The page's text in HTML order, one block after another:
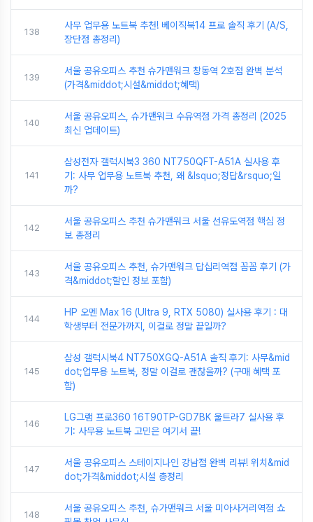
138
사무 업무용 노트북 추천! 베이직북14 프로 솔직 후기 (A/S,
장단점 총정리)
139
서울 공유오피스 추천 슈가맨워크 창동역 2호점 완벽 분석
(가격&middot;시설&middot;혜택)
140
서울 공유오피스, 슈가맨워크 수유역점 가격 총정리 (2025
최신 업데이트)
141
삼성전자 갤럭시북3 360 NT750QFT-A51A 실사용 후
기: 사무 업무용 노트북 추천, 왜 &lsquo;정답&rsquo;일
까?
142
서울 공유오피스 추천 슈가맨워크 서울 선유도역점 핵심 정
보 총정리
143
서울 공유오피스 추천, 슈가맨워크 답십리역점 꼼꼼 후기 (가
격&middot;할인 정보 포함)
144
HP 오멘 Max 16 (Ultra 9, RTX 5080) 실사용 후기 : 대
학생부터 전문가까지, 이걸로 정말 끝일까?
145
삼성 갤럭시북4 NT750XGQ-A51A 솔직 후기: 사무&mid
dot;업무용 노트북, 정말 이걸로 괜찮을까? (구매 혜택 포
함)
146
LG그램 프로360 16T90TP-GD7BK 울트라7 실사용 후
기: 사무용 노트북 고민은 여기서 끝!
147
서울 공유오피스 스테이지나인 강남점 완벽 리뷰! 위치&mid
dot;가격&middot;시설 총정리
148
서울 공유오피스 추천, 슈가맨워크 서울 미아사거리역점 쇼